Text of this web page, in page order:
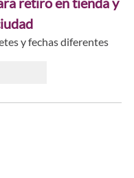
y fechas diferentes